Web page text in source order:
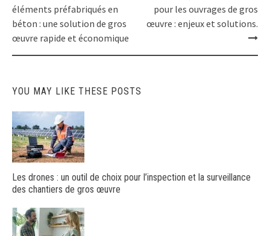
navigation
éléments préfabriqués en
béton : une solution de gros
œuvre rapide et économique
pour les ouvrages de gros
œuvre : enjeux et solutions.
YOU MAY LIKE THESE POSTS
Les drones : un outil de choix pour l’inspection et la surveillance
des chantiers de gros œuvre